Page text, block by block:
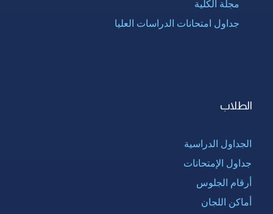
مجلة الكلية
جداول امتحانات الدراسات العليا
الطلاب
الجداول الدراسية
جداول الإمتحانات
أرقام الجلوس
أماكن اللجان